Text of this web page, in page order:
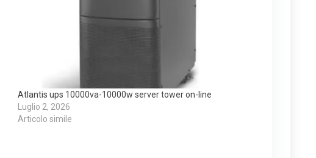
Atlantis ups 10000va-10000w server tower on-line
Luglio 2, 2026
Articolo simile